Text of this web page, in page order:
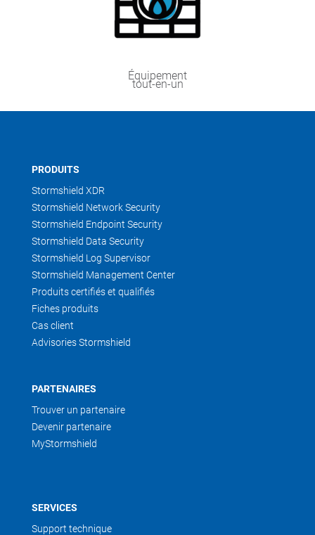
Équipement
tout-en-un
PRODUITS
Stormshield XDR
Stormshield Network Security
Stormshield Endpoint Security
Stormshield Data Security
Stormshield Log Supervisor
Stormshield Management Center
Produits certifiés et qualifiés
Fiches produits
Cas client
Advisories Stormshield
PARTENAIRES
Trouver un partenaire
Devenir partenaire
MyStormshield
SERVICES
Support technique